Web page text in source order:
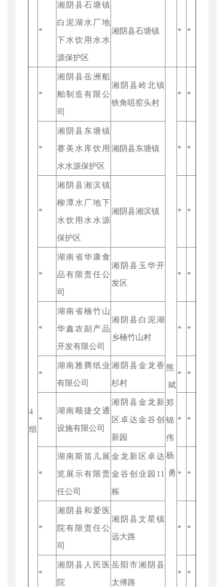
*
湘阴县石塘镇
白泥湖水厂地
下水饮用水水
源保护区
湘阴县石塘镇 * *
4
组
*
湘阴县岳洲船
舶制造有限公
司
湘阴县岭北镇
铁角咀窑头村
熊
斌
郑
锦
伟
杨
勇
* *
*
湘阴县东塘镇
赛美水库饮用
水水源保护区
湘阴县东塘镇 * *
*
湘阴县湘滨镇
柳潭水厂地下
水饮用水水源
保护区
湘阴县湘滨镇 * *
*
湖南省华康食
品有限责任公
司
湘阴县玉华开
发区
* *
*
湖南省楠竹山
华鑫农副产品
开发有限公司
湘阴县白泥湖
乡楠竹山村
* *
*
湖南雅腾纸业
有限公司
湘阴县金龙香
杉村
* *
*
湖南顺捷交通
设施有限公司
湘阴县金龙新
区卓达金谷创
新园
* *
*
湖南斯笛儿展
览展示有限责
任公司
金龙新区卓达
金谷创业园11
栋
* *
*
湘阴县和爱医
院有限责任公
司
湘阴县文星镇
远大路
* *
*
湘阴县人民医
院
岳阳市湘阴县
太傅路
* *